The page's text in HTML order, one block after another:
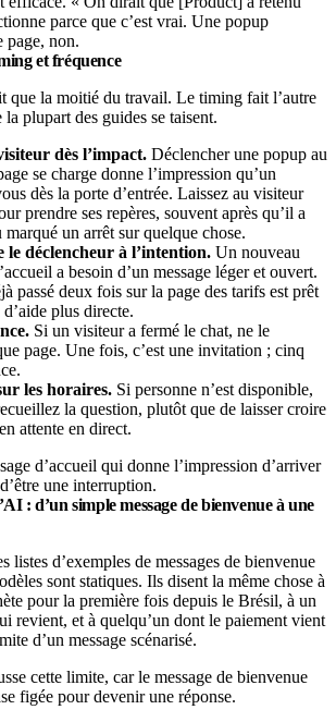
parce que c’est vrai. Une popup
page, non.
et fréquence
que la moitié du travail. Le timing fait l’autre
la plupart des guides se taisent.
dès l’impact. Déclencher une popup au
se charge donne l’impression qu’un
dès la porte d’entrée. Laissez au visiteur
prendre ses repères, souvent après qu’il a
un arrêt sur quelque chose.
le déclencheur à l’intention. Un nouveau
a besoin d’un message léger et ouvert.
passé deux fois sur la page des tarifs est prêt
plus directe.
Si un visiteur a fermé le chat, ne le
page. Une fois, c’est une invitation ; cinq
les horaires. Si personne n’est disponible,
la question, plutôt que de laisser croire
attente en direct.
d’accueil qui donne l’impression d’arriver
une interruption.
: d’un simple message de bienvenue à une
listes d’exemples de messages de bienvenue
sont statiques. Ils disent la même chose à
pour la première fois depuis le Brésil, à un
revient, et à quelqu’un dont le paiement vient
d’un message scénarisé.
cette limite, car le message de bienvenue
figée pour devenir une réponse.